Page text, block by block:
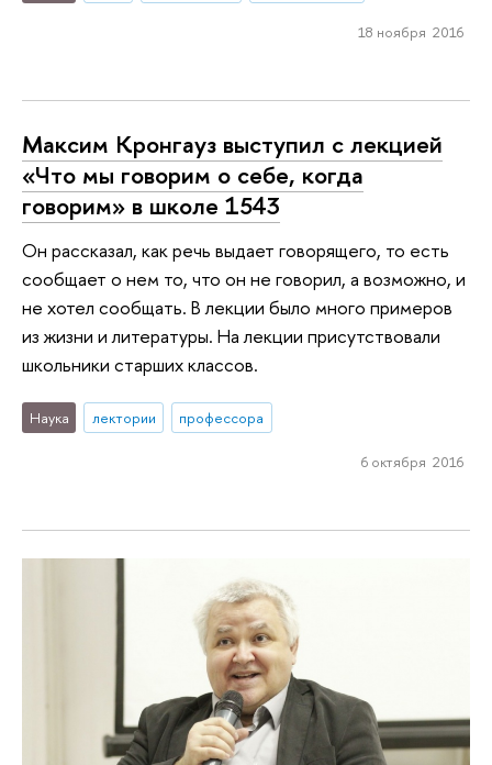
18 ноября 2016
Максим Кронгауз выступил с лекцией
«Что мы говорим о себе, когда
говорим» в школе 1543
Он рассказал, как речь выдает говорящего, то есть
сообщает о нем то, что он не говорил, а возможно, и
не хотел сообщать. В лекции было много примеров
из жизни и литературы. На лекции присутствовали
школьники старших классов.
Наука лектории профессора
6 октября 2016